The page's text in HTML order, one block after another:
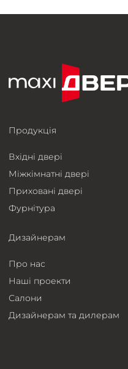
Продукція
Вхідні двері
Міжкімнатні двері
Приховані двері
Фурнітура
Дизайнерам
Про нас
Наші проекти
Салони
Дизайнерам та дилерам